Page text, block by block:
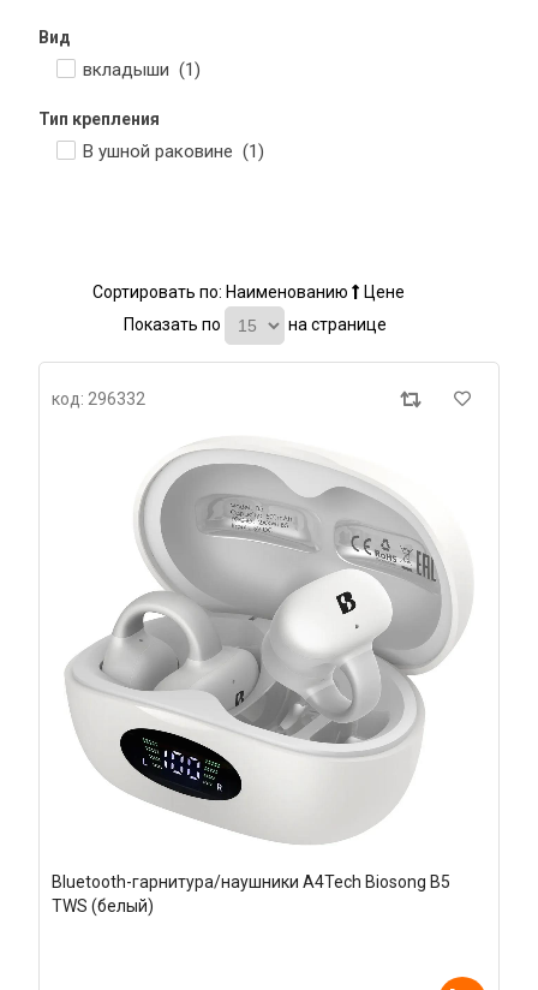
Вид
вкладыши (1)
Тип крепления
В ушной раковине (1)
Сортировать по: Наименованию
Цене
Показать по
на странице
код: 296332
Bluetooth-гарнитура/наушники A4Tech Biosong B5
TWS (белый)